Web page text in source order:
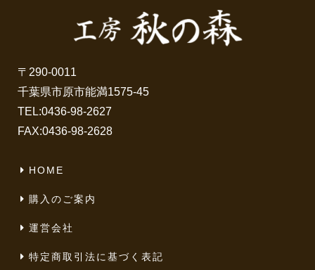
〒290-0011
千葉県市原市能満1575-45
TEL:0436-98-2627
FAX:0436-98-2628
HOME
購入のご案内
運営会社
特定商取引法に基づく表記